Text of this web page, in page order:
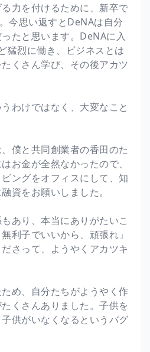
力を付けるために、新卒で
今思い返すとDeNAは自分
たと思います。DeNAに入
猛烈に働き、ビジネスとは
くさん学び、その後アカツ
わけではなく、大変なこと
僕と共同創業者の香田のた
お金が全然なかったので、
ングをオフィスにして、知
資をお願いしました。
あり、本当にありがたいこ
利子でいいから、頑張れ」
さって、ようやくアカツキ
め、自分たちがようやく作
くさんありました。子供を
供がいなくなるというバグ